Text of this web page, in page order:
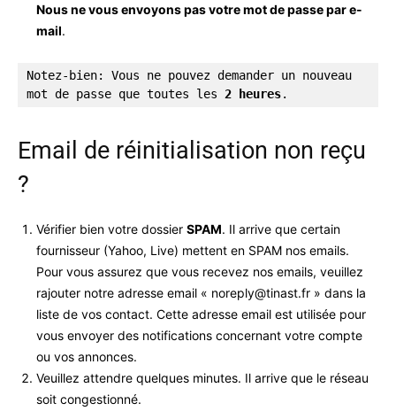
Nous ne vous envoyons pas votre mot de passe par e-
mail.
Notez-bien: Vous ne pouvez demander un nouveau
mot de passe que toutes les 2 heures.
Email de réinitialisation non reçu
?
Vérifier bien votre dossier SPAM. Il arrive que certain
fournisseur (Yahoo, Live) mettent en SPAM nos emails.
Pour vous assurez que vous recevez nos emails, veuillez
rajouter notre adresse email « noreply@tinast.fr » dans la
liste de vos contact. Cette adresse email est utilisée pour
vous envoyer des notifications concernant votre compte
ou vos annonces.
Veuillez attendre quelques minutes. Il arrive que le réseau
soit congestionné.